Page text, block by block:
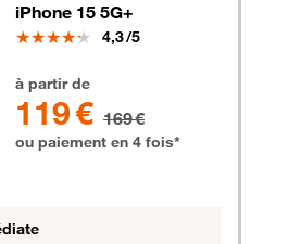
non sélectionnables
iPhone 15 5G+
Note
4,3/5
119 euros au lieu de 169 euros
à partir de
119 € 169 €
ou paiement en 4 fois*